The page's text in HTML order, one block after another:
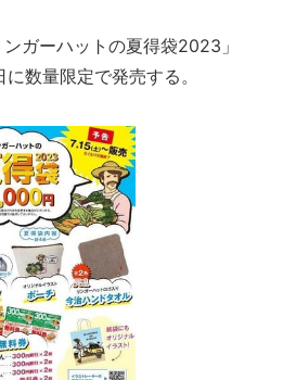
ガーハットの夏得袋2023」
数量限定で発売する。